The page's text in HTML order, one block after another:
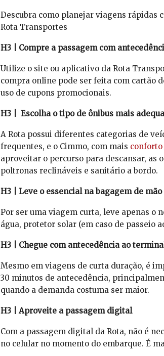
Descubra como planejar viagens rápidas
Rota Transportes
H3 | Compre a passagem com
Utilize o site ou aplicativo da Rota
compra online pode ser feita com cartão
uso de cupons promocionais.
H3 | Escolha o tipo de ônibus mais
A Rota possui diferentes categorias de
frequentes, e o Cimmo, com mais conforto
aproveitar o percurso para descansar, as
poltronas reclináveis e sanitário a bordo.
H3 | Leve o essencial na bagagem de mão
Por ser uma viagem curta, leve apenas o
água, protetor solar (em caso de passeio
H3 | Chegue com antecedência ao
Mesmo em viagens de curta duração, é
30 minutos de antecedência,
quando a demanda costuma ser maior.
H3 | Aproveite a passagem digital
Com a passagem digital da Rota, não é
no celular no momento do embarque. É